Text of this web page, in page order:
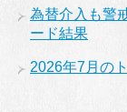
為替介入も警
ード結果
2026年7月の